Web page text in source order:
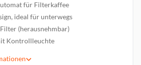
für Filterkaffee
ideal für unterwegs
(herausnehmbar)
Kontrollleuchte